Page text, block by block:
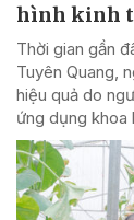
hình kinh
Thời gian gần
Tuyên Quang,
hiệu quả do
ứng dụng khoa